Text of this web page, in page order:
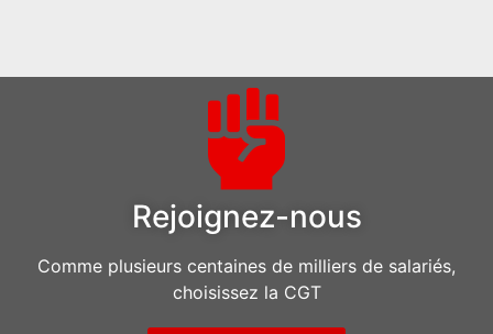
Rejoignez-nous
Comme plusieurs centaines de milliers de salariés,
choisissez la CGT